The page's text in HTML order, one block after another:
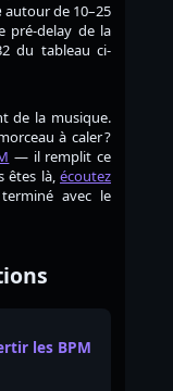
autour de 10–25
pré-delay de la
du tableau ci-
de la musique.
à caler ?
— il remplit ce
êtes là, écoutez
avec le
les BPM